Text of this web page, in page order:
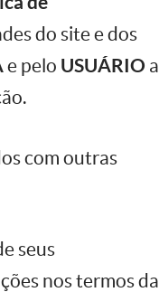
do site e dos
e pelo USUÁRIO a
com outras
seus
nos termos da